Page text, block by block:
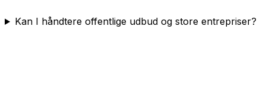
Kan I håndtere offentlige udbud og store entrepriser?